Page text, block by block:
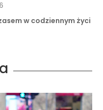
w codziennym życi